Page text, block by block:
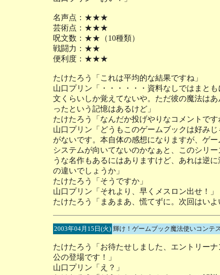
名声点：★★★
芸術点：★★★
呪文数：★★（10種類）
戦闘力：★★
便利度：★★★
たけたろう「これは平均的な結果ですね」
山口プリン「・・・・・・資料なしではまと
文くらいしか覚えてないや。ただ彼の魔法は
ったという記憶はあるけど」
たけたろう「なんだか投げやりなコメントです
山口プリン「どうもこのゲームブックは好み
がないです。本自体の感想になりますが、ゲ
システムが向いてないのかなぁと、このシリ
うな名作もあるにはありますけど、あれは逆
の違いでしょうか」
たけたろう「そうですか」
山口プリン「それより、早くメスロン出せ！」
たけたろう「まあまあ、慌てずに。次回はい
2003年04月15日(火) 輝け！ゲームブック魔法使いコンテ
たけたろう「お待たせしました、エントリー
公の登場です！」
山口プリン「え？」